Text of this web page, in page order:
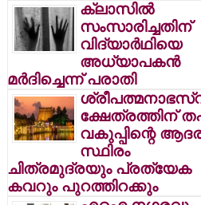
ക്ലാസില്‍
സംസാരിച്ചതിന്
വിദ്യാര്‍ഥിയെ
അധ്യാപകന്‍
മര്‍ദിച്ചെന്ന് പരാതി
ക്ഷേത്രത്തിന്
വകുപ്പിന്റെ
സ്ഥിരം
ചിത്രമുദ്രയും പ്രത്യേക
കവറും പുറത്തിറക്കും